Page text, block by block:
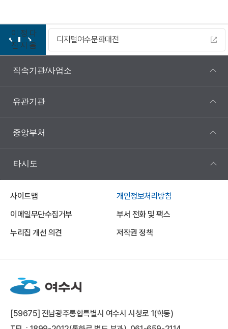
이
전
정
지
다
음
디지털여수문화대전
직속기관/사업소
유관기관
중앙부처
타시도
사이트맵
개인정보처리방침
이메일무단수집거부
부서 전화 및 팩스
누리집 개선 의견
저작권 정책
[59675] 전남광주통합특별시 여수시 시청로 1(학동)